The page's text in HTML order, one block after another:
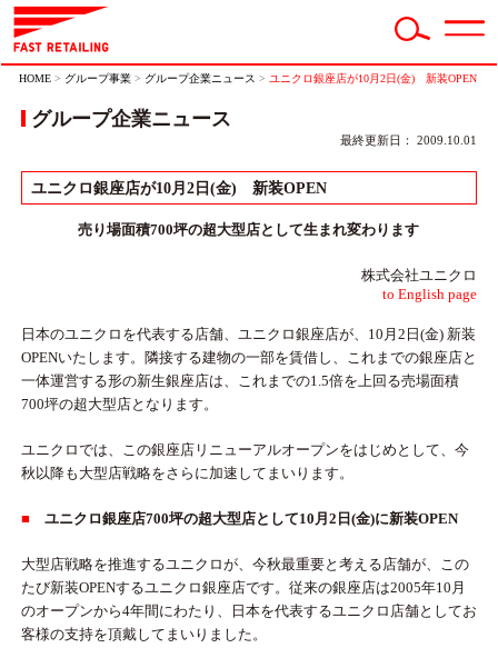
HOME > グループ事業 > グループ企業ニュース > ユニクロ銀座店が10月2日(金) 新装OPEN
グループ企業ニュース
最終更新日： 2009.10.01
ユニクロ銀座店が10月2日(金) 新装OPEN
売り場面積700坪の超大型店として生まれ変わります
株式会社ユニクロ
to English page
日本のユニクロを代表する店舗、ユニクロ銀座店が、10月2日(金) 新装
OPENいたします。隣接する建物の一部を賃借し、これまでの銀座店と
一体運営する形の新生銀座店は、これまでの1.5倍を上回る売場面積
700坪の超大型店となります。
ユニクロでは、この銀座店リニューアルオープンをはじめとして、今
秋以降も大型店戦略をさらに加速してまいります。
■ ユニクロ銀座店700坪の超大型店として10月2日(金)に新装OPEN
大型店戦略を推進するユニクロが、今秋最重要と考える店舗が、この
たび新装OPENするユニクロ銀座店です。従来の銀座店は2005年10月
のオープンから4年間にわたり、日本を代表するユニクロ店舗としてお
客様の支持を頂戴してまいりました。